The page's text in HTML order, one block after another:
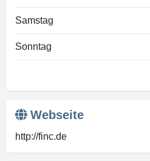
Samstag
Sonntag
Webseite
http://finc.de